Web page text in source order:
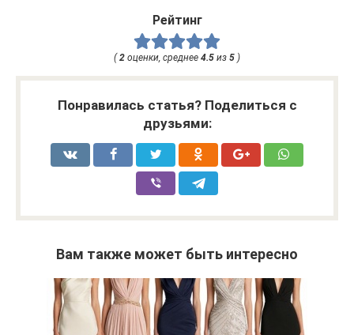
Рейтинг
( 2 оценки, среднее 4.5 из 5 )
Понравилась статья? Поделиться с
друзьями:
Вам также может быть интересно